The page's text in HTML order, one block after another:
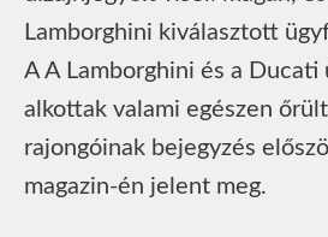
Lamborghini kiválasztott
A A Lamborghini és a Ducati
alkottak valami egészen
rajongóinak bejegyzés
magazin-én jelent meg.